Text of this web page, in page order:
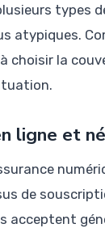
types
atypiques.
choisir la
ligne et
de
acceptent